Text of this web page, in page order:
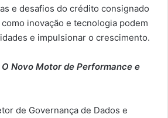
e desafios do crédito consignado
inovação e tecnologia podem
e impulsionar o crescimento.
Novo Motor de Performance e
de Governança de Dados e